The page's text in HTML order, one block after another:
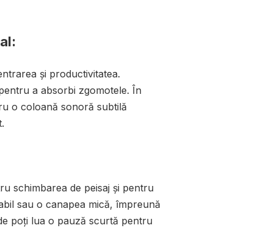
și productivitatea.
a absorbi zgomotele. În
o coloană sonoră subtilă
schimbarea de peisaj și pentru
sau o canapea mică, împreună
poți lua o pauză scurtă pentru